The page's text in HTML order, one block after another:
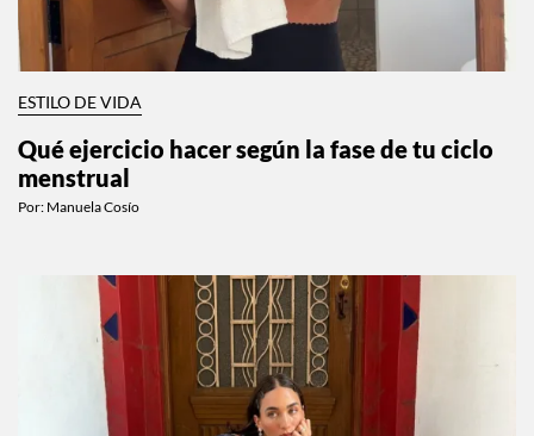
ESTILO DE VIDA
Qué ejercicio hacer según la fase de tu ciclo
menstrual
Por: Manuela Cosío